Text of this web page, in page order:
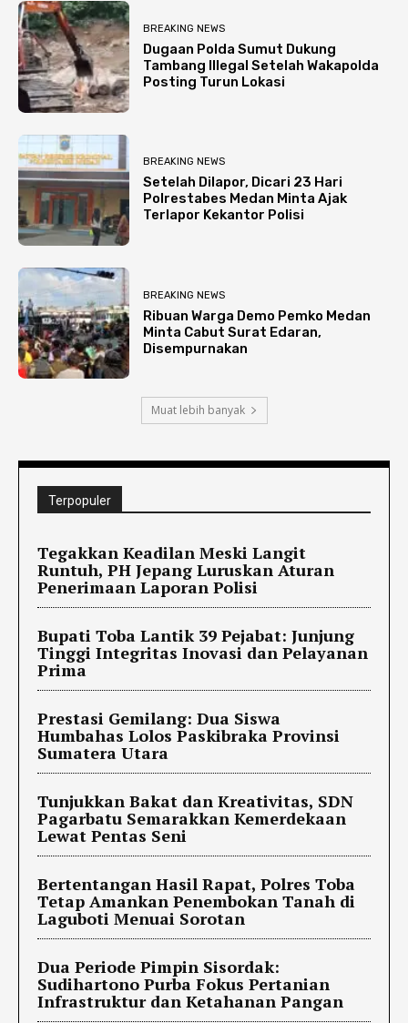
BREAKING NEWS
Dugaan Polda Sumut Dukung
Tambang Illegal Setelah Wakapolda
Posting Turun Lokasi
BREAKING NEWS
Setelah Dilapor, Dicari 23 Hari
Polrestabes Medan Minta Ajak
Terlapor Kekantor Polisi
BREAKING NEWS
Ribuan Warga Demo Pemko Medan
Minta Cabut Surat Edaran,
Disempurnakan
Muat lebih banyak
Terpopuler
Tegakkan Keadilan Meski Langit
Runtuh, PH Jepang Luruskan Aturan
Penerimaan Laporan Polisi
Bupati Toba Lantik 39 Pejabat: Junjung
Tinggi Integritas Inovasi dan Pelayanan
Prima
Prestasi Gemilang: Dua Siswa
Humbahas Lolos Paskibraka Provinsi
Sumatera Utara
Tunjukkan Bakat dan Kreativitas, SDN
Pagarbatu Semarakkan Kemerdekaan
Lewat Pentas Seni
Bertentangan Hasil Rapat, Polres Toba
Tetap Amankan Penembokan Tanah di
Laguboti Menuai Sorotan
Dua Periode Pimpin Sisordak:
Sudihartono Purba Fokus Pertanian
Infrastruktur dan Ketahanan Pangan